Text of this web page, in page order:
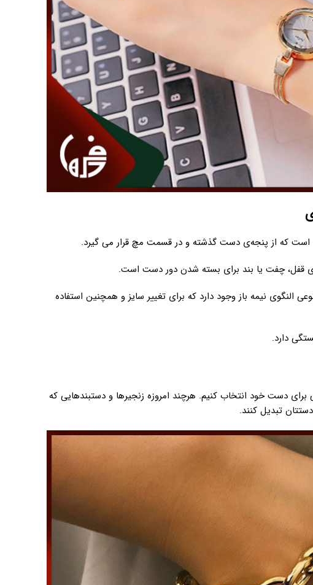
است که از پنجه‌ی دست گذشته و در قسمت مچ قرار می گیرد.
قفل، چفت یا بند برای بسته شدن دور دست است.
نیمه باز وجود دارد که برای تغییر سایز و همچنین استفاده
دارد.
دست خود انتخاب کنیم. هرچند امروزه زنجیرها و دستبندهایی که
تبدیل کنند.